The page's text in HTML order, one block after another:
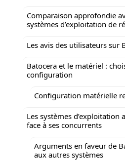
Comparaison approfondie
systèmes d’exploitation de
Les avis des utilisateurs sur
Batocera et le matériel :
configuration
Configuration matérielle
Les systèmes d’exploitation
face à ses concurrents
Arguments en faveur de
aux autres systèmes